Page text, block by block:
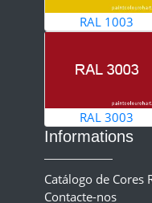
RAL 1003
RAL 3003
Informations
Catálogo de Cores
Contacte-nos